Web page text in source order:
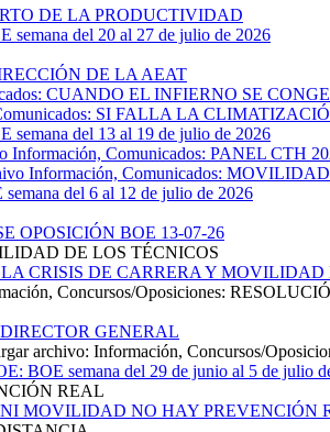
DE LOS TÉCNICOS
REAL